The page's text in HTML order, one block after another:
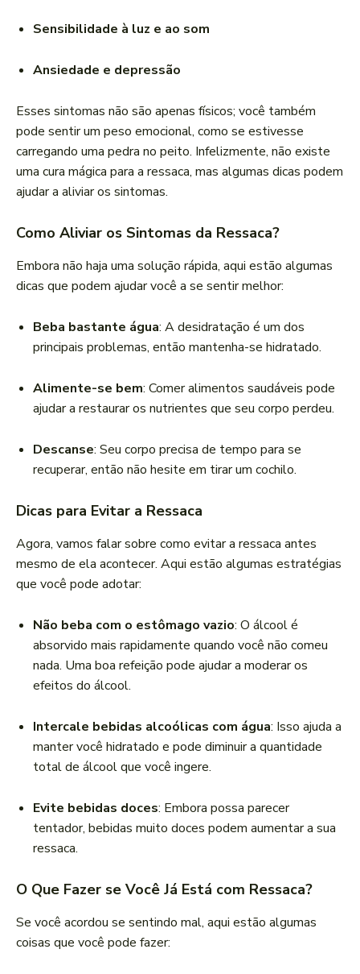
Sensibilidade à luz e ao som
Ansiedade e depressão
Esses sintomas não são apenas físicos; você também
pode sentir um peso emocional, como se estivesse
carregando uma pedra no peito. Infelizmente, não existe
uma cura mágica para a ressaca, mas algumas dicas podem
ajudar a aliviar os sintomas.
Como Aliviar os Sintomas da Ressaca?
Embora não haja uma solução rápida, aqui estão algumas
dicas que podem ajudar você a se sentir melhor:
Beba bastante água: A desidratação é um dos
principais problemas, então mantenha-se hidratado.
Alimente-se bem: Comer alimentos saudáveis pode
ajudar a restaurar os nutrientes que seu corpo perdeu.
Descanse: Seu corpo precisa de tempo para se
recuperar, então não hesite em tirar um cochilo.
Dicas para Evitar a Ressaca
Agora, vamos falar sobre como evitar a ressaca antes
mesmo de ela acontecer. Aqui estão algumas estratégias
que você pode adotar:
Não beba com o estômago vazio: O álcool é
absorvido mais rapidamente quando você não comeu
nada. Uma boa refeição pode ajudar a moderar os
efeitos do álcool.
Intercale bebidas alcoólicas com água: Isso ajuda a
manter você hidratado e pode diminuir a quantidade
total de álcool que você ingere.
Evite bebidas doces: Embora possa parecer
tentador, bebidas muito doces podem aumentar a sua
ressaca.
O Que Fazer se Você Já Está com Ressaca?
Se você acordou se sentindo mal, aqui estão algumas
coisas que você pode fazer: